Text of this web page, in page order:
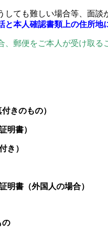
しても難しい場合等、面
と本人確認書類上の住所地
郵便をご本人が受け取る
きのもの）
明書）
き）
書（外国人の場合）
の